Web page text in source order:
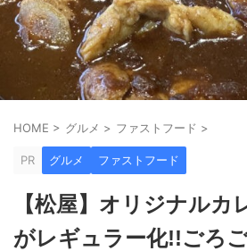
HOME > グルメ > ファストフード >
PR グルメ ファストフード
【松屋】オリジナルカ
がレギュラー化!!ごろ